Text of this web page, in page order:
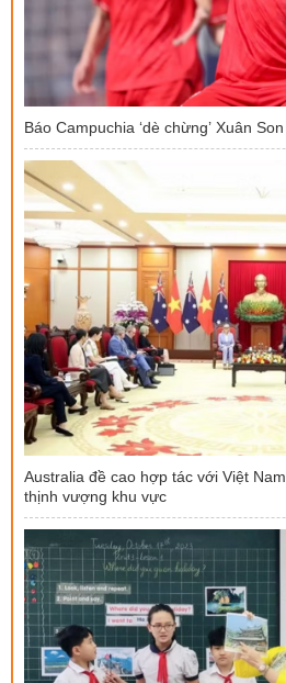
Báo Campuchia ‘dè chừng’ Xuân Son
Australia đề cao hợp tác với Việt
thịnh vượng khu vực